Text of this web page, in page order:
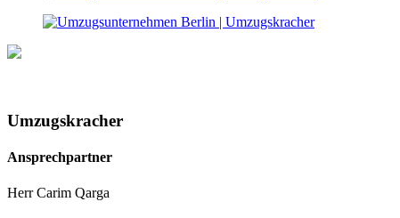
Umzugskracher
Ansprechpartner
Herr Carim Qarga